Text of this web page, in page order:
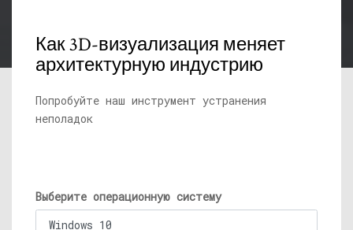
Как 3D-визуализация меняет
архитектурную индустрию
Попробуйте наш инструмент устранения
неполадок
Выберите операционную систему